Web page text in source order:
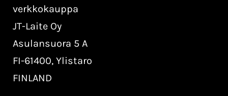
verkkokauppa
JT-Laite Oy
Asulansuora 5 A
FI-61400, Ylistaro
FINLAND